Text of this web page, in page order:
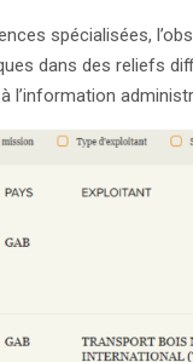
spécialisées,
dans des reliefs
l’information